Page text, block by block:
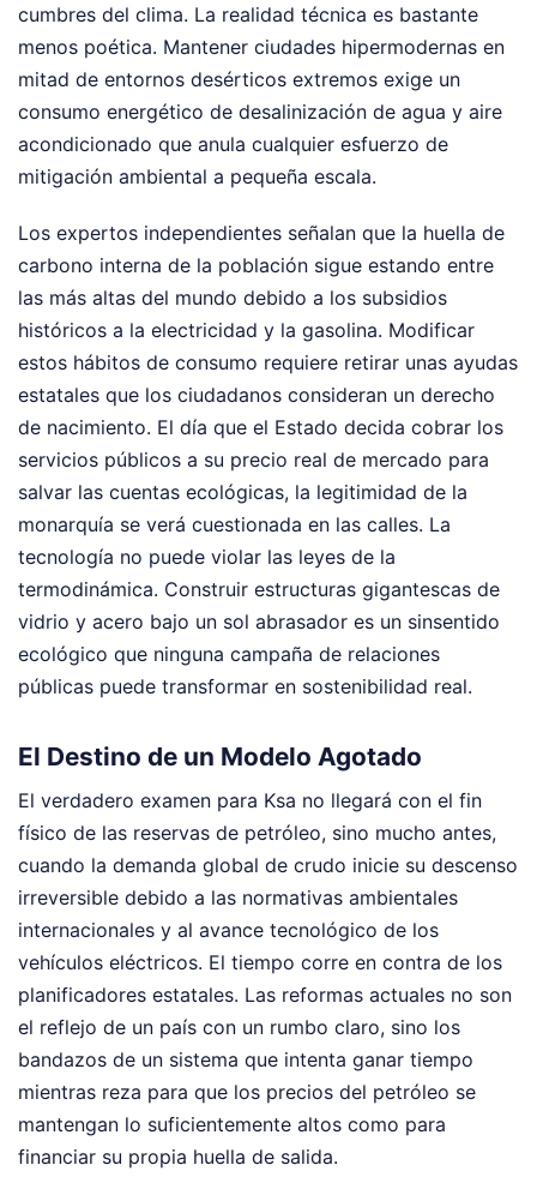
cumbres del clima. La realidad técnica es bastante
menos poética. Mantener ciudades hipermodernas en
mitad de entornos desérticos extremos exige un
consumo energético de desalinización de agua y aire
acondicionado que anula cualquier esfuerzo de
mitigación ambiental a pequeña escala.
Los expertos independientes señalan que la huella de
carbono interna de la población sigue estando entre
las más altas del mundo debido a los subsidios
históricos a la electricidad y la gasolina. Modificar
estos hábitos de consumo requiere retirar unas ayudas
estatales que los ciudadanos consideran un derecho
de nacimiento. El día que el Estado decida cobrar los
servicios públicos a su precio real de mercado para
salvar las cuentas ecológicas, la legitimidad de la
monarquía se verá cuestionada en las calles. La
tecnología no puede violar las leyes de la
termodinámica. Construir estructuras gigantescas de
vidrio y acero bajo un sol abrasador es un sinsentido
ecológico que ninguna campaña de relaciones
públicas puede transformar en sostenibilidad real.
El Destino de un Modelo Agotado
El verdadero examen para Ksa no llegará con el fin
físico de las reservas de petróleo, sino mucho antes,
cuando la demanda global de crudo inicie su descenso
irreversible debido a las normativas ambientales
internacionales y al avance tecnológico de los
vehículos eléctricos. El tiempo corre en contra de los
planificadores estatales. Las reformas actuales no son
el reflejo de un país con un rumbo claro, sino los
bandazos de un sistema que intenta ganar tiempo
mientras reza para que los precios del petróleo se
mantengan lo suficientemente altos como para
financiar su propia huella de salida.